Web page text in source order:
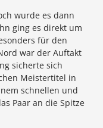
wurde es dann
ging es direkt um
für den
war der Auftakt
sicherte sich
Meistertitel in
schnellen und
Paar an die Spitze